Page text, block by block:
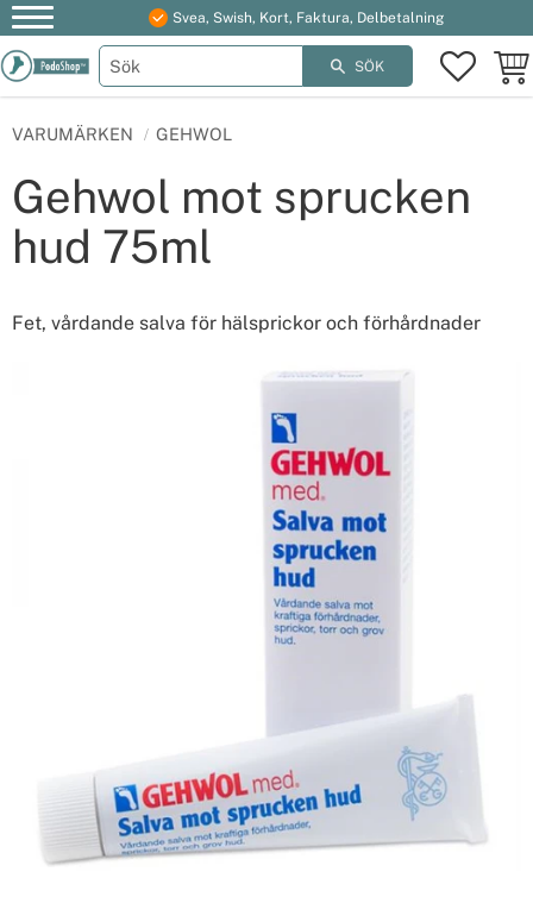
Meny
Svea, Swish, Kort, Faktura, Delbetalning
SÖK
VARUMÄRKEN GEHWOL
Gehwol mot sprucken
hud 75ml
Fet, vårdande salva för hälsprickor och förhårdnader